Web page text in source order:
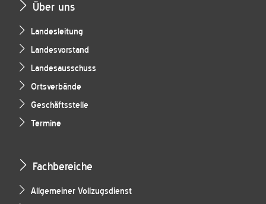
Über uns
Landesleitung
Landesvorstand
Landesausschuss
Ortsverbände
Geschäftsstelle
Termine
Fachbereiche
Allgemeiner Vollzugsdienst